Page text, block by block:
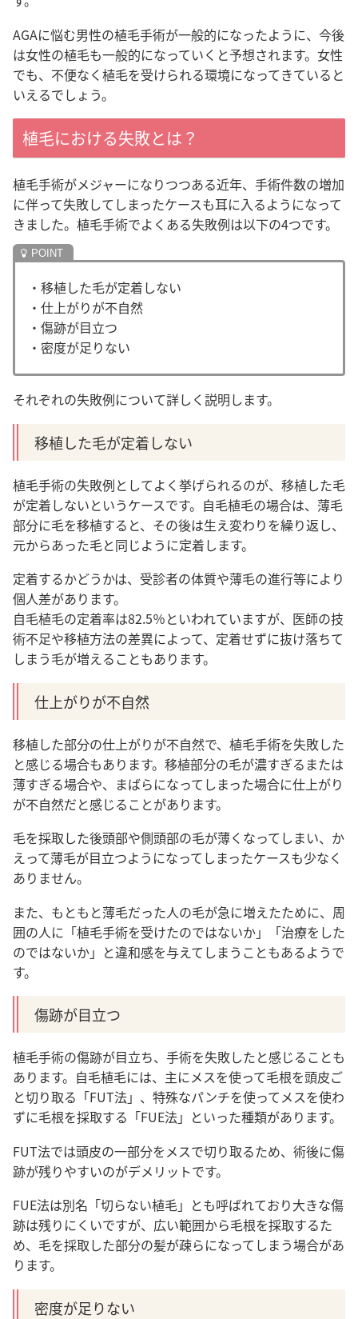
AGAに悩む男性の植毛手術が一般的になったように、今後
は女性の植毛も一般的になっていくと予想されます。女性
でも、不便なく植毛を受けられる環境になってきていると
いえるでしょう。
植毛における失敗とは？
植毛手術がメジャーになりつつある近年、手術件数の増加
に伴って失敗してしまったケースも耳に入るようになって
きました。植毛手術でよくある失敗例は以下の4つです。
・移植した毛が定着しない
・仕上がりが不自然
・傷跡が目立つ
・密度が足りない
それぞれの失敗例について詳しく説明します。
移植した毛が定着しない
植毛手術の失敗例としてよく挙げられるのが、移植した毛
が定着しないというケースです。自毛植毛の場合は、薄毛
部分に毛を移植すると、その後は生え変わりを繰り返し、
元からあった毛と同じように定着します。
定着するかどうかは、受診者の体質や薄毛の進行等により
個人差があります。
自毛植毛の定着率は82.5％といわれていますが、医師の技
術不足や移植方法の差異によって、定着せずに抜け落ちて
しまう毛が増えることもあります。
仕上がりが不自然
移植した部分の仕上がりが不自然で、植毛手術を失敗した
と感じる場合もあります。移植部分の毛が濃すぎるまたは
薄すぎる場合や、まばらになってしまった場合に仕上がり
が不自然だと感じることがあります。
毛を採取した後頭部や側頭部の毛が薄くなってしまい、か
えって薄毛が目立つようになってしまったケースも少なく
ありません。
また、もともと薄毛だった人の毛が急に増えたために、周
囲の人に「植毛手術を受けたのではないか」「治療をした
のではないか」と違和感を与えてしまうこともあるようで
す。
傷跡が目立つ
植毛手術の傷跡が目立ち、手術を失敗したと感じることも
あります。自毛植毛には、主にメスを使って毛根を頭皮ご
と切り取る「FUT法」、特殊なパンチを使ってメスを使わ
ずに毛根を採取する「FUE法」といった種類があります。
FUT法では頭皮の一部分をメスで切り取るため、術後に傷
跡が残りやすいのがデメリットです。
FUE法は別名「切らない植毛」とも呼ばれており大きな傷
跡は残りにくいですが、広い範囲から毛根を採取するた
め、毛を採取した部分の髪が疎らになってしまう場合があ
ります。
密度が足りない